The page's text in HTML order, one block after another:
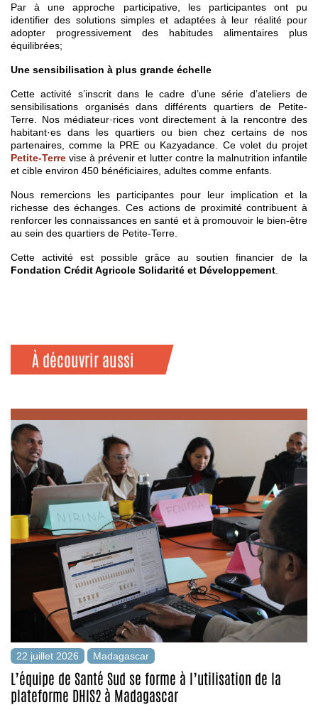
Par à une approche participative, les participantes ont pu
identifier des solutions simples et adaptées à leur réalité pour
adopter progressivement des habitudes alimentaires plus
équilibrées;
Une sensibilisation à plus grande échelle
Cette activité s’inscrit dans le cadre d’une série d’ateliers de
sensibilisations organisés dans différents quartiers de Petite-
Terre. Nos médiateur·rices vont directement à la rencontre des
habitant·es dans les quartiers ou bien chez certains de nos
partenaires, comme la PRE ou Kazyadance. Ce volet du projet
Petite-Terre vise à prévenir et lutter contre la malnutrition infantile
et cible environ 450 bénéficiaires, adultes comme enfants.
Nous remercions les participantes pour leur implication et la
richesse des échanges. Ces actions de proximité contribuent à
renforcer les connaissances en santé et à promouvoir le bien-être
au sein des quartiers de Petite-Terre.
Cette activité est possible grâce au soutien financier de la
Fondation Crédit Agricole Solidarité et Développement
À découvrir aussi
22 juillet 2026 Madagascar
L’équipe de Santé Sud se forme à l’utilisation de la
plateforme DHIS2 à Madagascar